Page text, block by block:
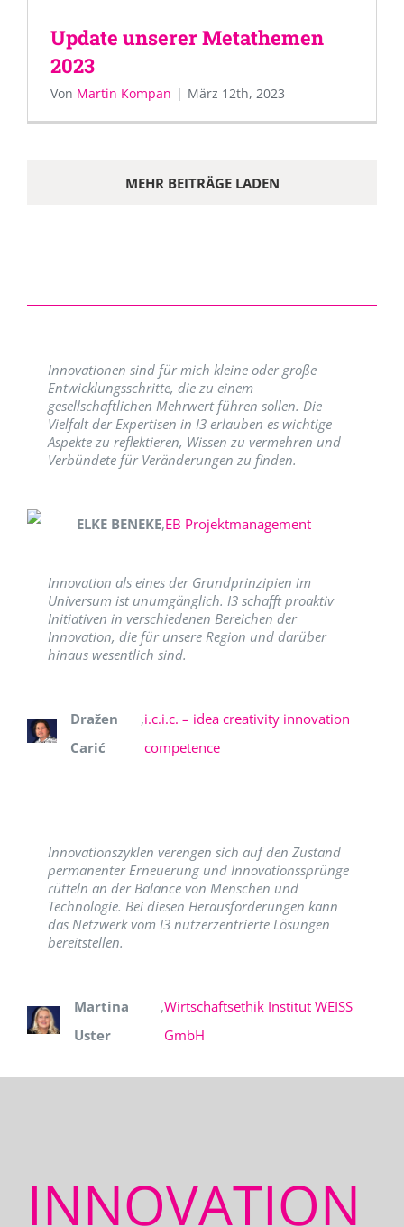
Update unserer Metathemen
2023
Von Martin Kompan | März 12th, 2023
MEHR BEITRÄGE LADEN
Innovationen sind für mich kleine oder große
Entwicklungsschritte, die zu einem
gesellschaftlichen Mehrwert führen sollen. Die
Vielfalt der Expertisen in I3 erlauben es wichtige
Aspekte zu reflektieren, Wissen zu vermehren und
Verbündete für Veränderungen zu finden.
ELKE BENEKE,EB Projektmanagement
Innovation als eines der Grundprinzipien im
Universum ist unumgänglich. I3 schafft proaktiv
Initiativen in verschiedenen Bereichen der
Innovation, die für unsere Region und darüber
hinaus wesentlich sind.
Dražen
Carić
,i.c.i.c. – idea creativity innovation
competence
Innovationszyklen verengen sich auf den Zustand
permanenter Erneuerung und Innovationssprünge
rütteln an der Balance von Menschen und
Technologie. Bei diesen Herausforderungen kann
das Netzwerk vom I3 nutzerzentrierte Lösungen
bereitstellen.
Martina
Uster
,Wirtschaftsethik Institut WEISS
GmbH
INNOVATION